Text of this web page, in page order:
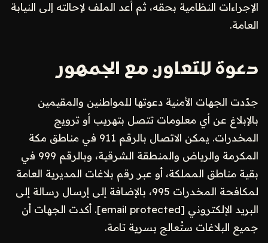
الإجراءات النظامية بحقه، ثم أُعد الملف لإحالته إلى النيابة
العامة.
دعوة للتعاون مع الجمهور
جدّدت الجهات الأمنية دعوتها للمواطنين والمقيمين
بالإبلاغ عن أي معلومات تتصل بتهريب أو ترويج
المخدرات. يمكن الاتصال بالرقم 911 في مناطق مكة
المكرمة والرياض والمنطقة الشرقية، وبالرقم 999 في
بقية مناطق المملكة، أو عبر رقم بلاغات المديرية العامة
لمكافحة المخدرات 995، بالإضافة إلى إرسال رسالة إلى
البريد الإلكتروني [email protected]. أكدت الجهات أن
جميع البلاغات ستُعالج بسرية تامة.